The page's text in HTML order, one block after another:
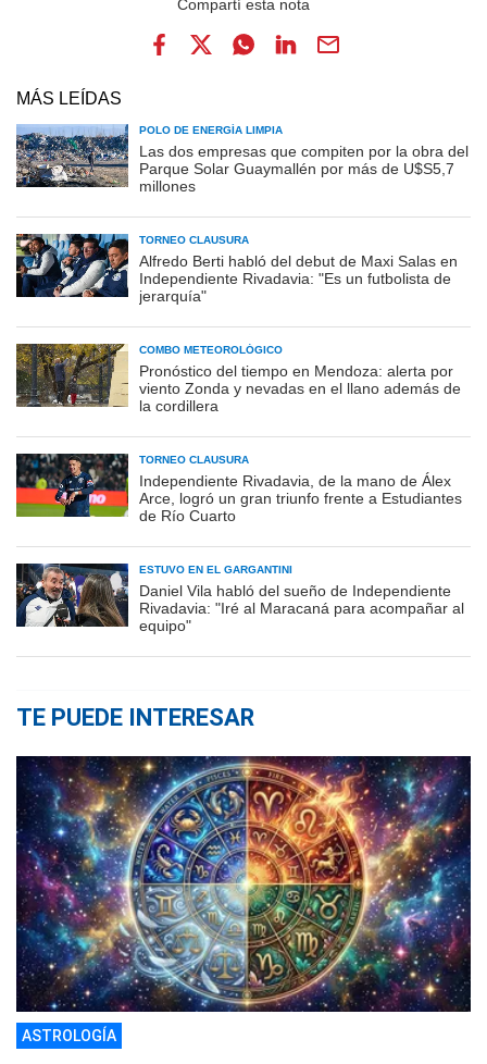
MÁS LEÍDAS
POLO DE ENERGÍA LIMPIA
Las dos empresas que compiten por la obra del
Parque Solar Guaymallén por más de U$S5,7
millones
TORNEO CLAUSURA
Alfredo Berti habló del debut de Maxi Salas en
Independiente Rivadavia: "Es un futbolista de
jerarquía"
COMBO METEOROLÓGICO
Pronóstico del tiempo en Mendoza: alerta por
viento Zonda y nevadas en el llano además de
la cordillera
TORNEO CLAUSURA
Independiente Rivadavia, de la mano de Álex
Arce, logró un gran triunfo frente a Estudiantes
de Río Cuarto
ESTUVO EN EL GARGANTINI
Daniel Vila habló del sueño de Independiente
Rivadavia: "Iré al Maracaná para acompañar al
equipo"
TE PUEDE INTERESAR
ASTROLOGÍA